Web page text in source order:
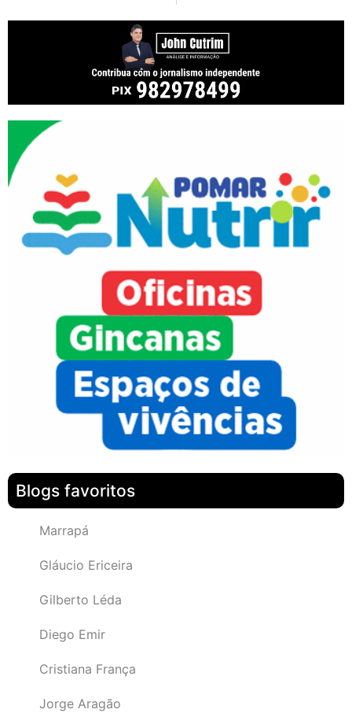
Blogs favoritos
Marrapá
Gláucio Ericeira
Gilberto Léda
Diego Emir
Cristiana França
Jorge Aragão